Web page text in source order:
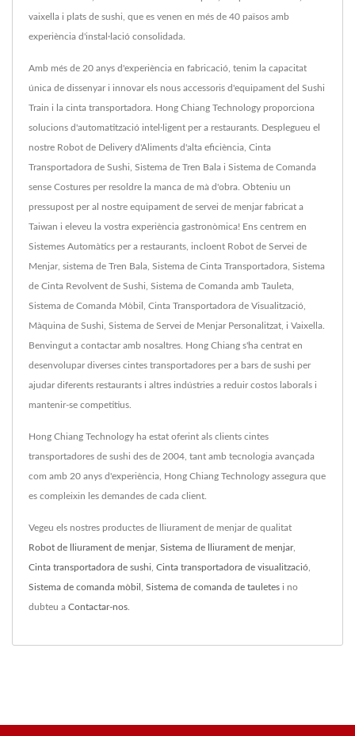
vaixella i plats de sushi, que es venen en més de 40 països amb
experiència d'instal·lació consolidada.
Amb més de 20 anys d'experiència en fabricació, tenim la capacitat
única de dissenyar i innovar els nous accessoris d'equipament del Sushi
Train i la cinta transportadora. Hong Chiang Technology proporciona
solucions d'automatització intel·ligent per a restaurants. Desplegueu el
nostre Robot de Delivery d'Aliments d'alta eficiència, Cinta
Transportadora de Sushi, Sistema de Tren Bala i Sistema de Comanda
sense Costures per resoldre la manca de mà d'obra. Obteniu un
pressupost per al nostre equipament de servei de menjar fabricat a
Taiwan i eleveu la vostra experiència gastronòmica! Ens centrem en
Sistemes Automàtics per a restaurants, incloent Robot de Servei de
Menjar, sistema de Tren Bala, Sistema de Cinta Transportadora, Sistema
de Cinta Revolvent de Sushi, Sistema de Comanda amb Tauleta,
Sistema de Comanda Mòbil, Cinta Transportadora de Visualització,
Màquina de Sushi, Sistema de Servei de Menjar Personalitzat, i Vaixella.
Benvingut a contactar amb nosaltres. Hong Chiang s'ha centrat en
desenvolupar diverses cintes transportadores per a bars de sushi per
ajudar diferents restaurants i altres indústries a reduir costos laborals i
mantenir-se competitius.
Hong Chiang Technology ha estat oferint als clients cintes
transportadores de sushi des de 2004, tant amb tecnologia avançada
com amb 20 anys d'experiència, Hong Chiang Technology assegura que
es compleixin les demandes de cada client.
Vegeu els nostres productes de lliurament de menjar de qualitat
Robot de lliurament de menjar, Sistema de lliurament de menjar,
Cinta transportadora de sushi Cinta transportadora de visualització
Sistema de comanda mòbil Sistema de comanda de tauletes i no
dubteu a Contactar-nos